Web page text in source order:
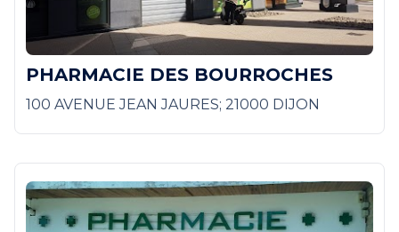
PHARMACIE DES BOURROCHES
100 AVENUE JEAN JAURES; 21000 DIJON